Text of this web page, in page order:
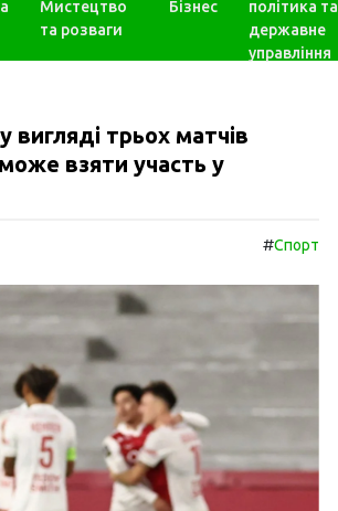
Мистецтво
та розваги
Бізнес
політика та
державне
управління
трьох матчів
взяти участь у
#Спорт